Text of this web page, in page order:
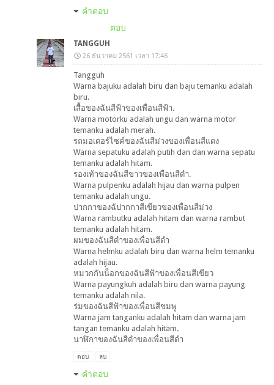
คำตอบ
ตอบ
TANGGUH
26 ธันวาคม 2561 เวลา 17:46
Tangguh
Warna bajuku adalah biru dan baju temanku adalah
biru.
เสื้อของฉันสีฟ้าของเพื่อนสีฟ้า.
Warna motorku adalah ungu dan warna motor
temanku adalah merah.
รถมอเตอร์ไซค์ของฉันสีม่วงของเพื่อนสีแดง
Warna sepatuku adalah putih dan dan warna sepatu
temanku adalah hitam.
รองเท้าของฉันสีขาวของเพื่อนสีดำ.
Warna pulpenku adalah hijau dan warna pulpen
temanku adalah ungu.
ปากกาของฉัปากกาสีเขียวของเพื่อนสีม่วง
Warna rambutku adalah hitam dan warna rambut
temanku adalah hitam.
ผมของฉันสีดำของเพื่อนสีดำ
Warna helmku adalah biru dan warna helm temanku
adalah hijau.
หมวกกันน็อกของฉันสีฟ้าของเพื่อนสีเขียว
Warna payungkuh adalah biru dan warna payung
temanku adalah nila.
ร่มของฉันสีฟ้าของเพื่อนสีชมพู
Warna jam tanganku adalah hitam dan warna jam
tangan temanku adalah hitam.
นาฬิกาของฉันสีดำของเพื่อนสีดำ
ตอบ ลบ
คำตอบ